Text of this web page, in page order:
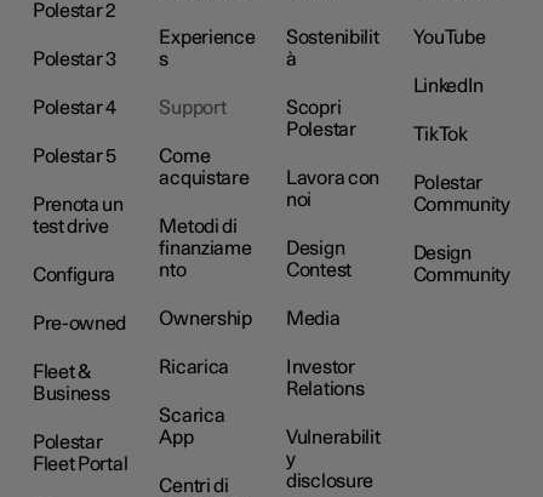
Polestar 2
Polestar 3
Polestar 4
Polestar 5
Prenota un
test drive
Configura
Pre-owned
Fleet &
Business
Polestar
Fleet Portal
Experience
s
Support
Come
acquistare
Metodi di
finanziame
nto
Ownership
Ricarica
Scarica
App
Centri di
Sostenibilit
à
Scopri
Polestar
Lavora con
noi
Design
Contest
Media
Investor
Relations
Vulnerabilit
y
disclosure
YouTube
LinkedIn
TikTok
Polestar
Community
Design
Community